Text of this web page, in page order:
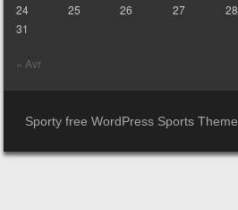
24
25 26 27 28
31
« Avr
Sporty free WordPress Sports Theme